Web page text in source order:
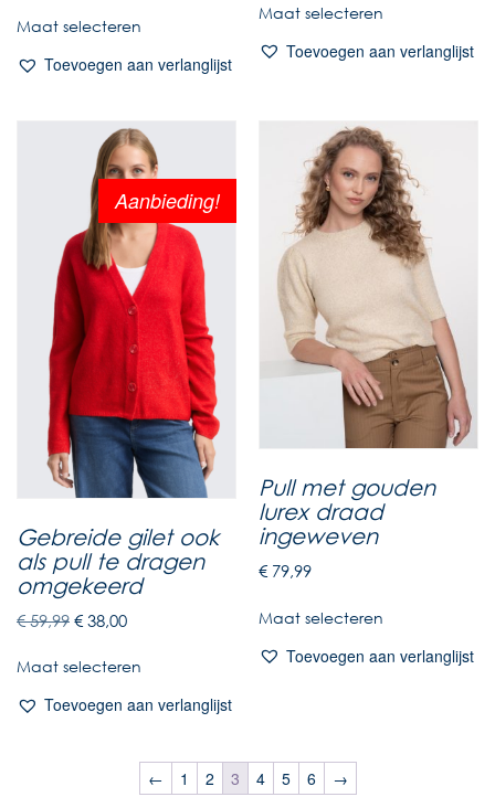
Maat selecteren
Toevoegen aan verlanglijst
Maat selecteren
Toevoegen aan verlanglijst
Aanbieding!
Gebreide gilet ook
als pull te dragen
omgekeerd
€59,99 € 38,00
Maat selecteren
Toevoegen aan verlanglijst
Pull met gouden
lurex draad
ingeweven
€79,99
Maat selecteren
Toevoegen aan verlanglijst
← 1 2 3 4 5 6 →